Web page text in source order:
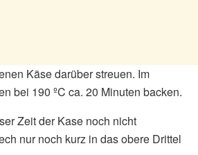
Käse darüber streuen. Im
bei 190 ºC ca. 20 Minuten backen.
Zeit der Kase noch nicht
nur noch kurz in das obere Drittel